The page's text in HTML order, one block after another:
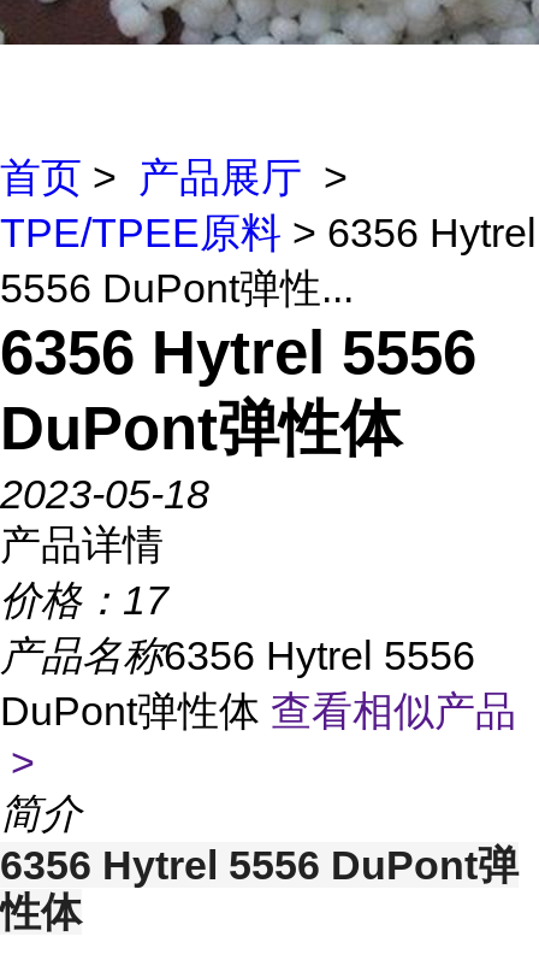
首页 > 产品展厅 >
TPE/TPEE原料 > 6356 Hytrel
5556 DuPont弹性...
6356 Hytrel 5556
DuPont弹性体
2023-05-18
产品详情
价格： 17
产品名称6356 Hytrel 5556
DuPont弹性体 查看相似产品
>
简介
6356 Hytrel 5556 DuPont弹
性体